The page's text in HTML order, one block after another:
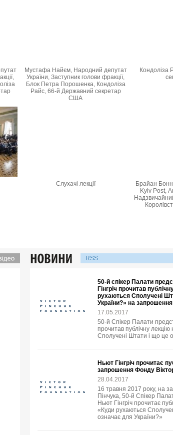
Мустафа Найєм, Народний депутат
України, Заступник голови фракції,
Блок Петра Порошенка, Кондоліза
Райс, 66-й Державний секретар
США
Кондоліза
Слухачі лекції
Брайан
Kyiv Post,
RSS
50-й спікер Палати
Гінгріч прочитав
рухаються Сполучені
України?» на
17.05.2017
50-й Спікер Палати
прочитав публічну
Сполучені Штати і що це
Ньют Гінгріч прочитає
запрошення Фонду
28.04.2017
16 травня 2017 року, на
Пінчука, 50-й Спікер
Ньют Гінгріч прочитає
«Куди рухаються
означає для України?»